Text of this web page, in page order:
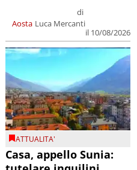
Aosta
di
Luca Mercanti
il 10/08/2026
ATTUALITA'
Casa, appello Sunia: